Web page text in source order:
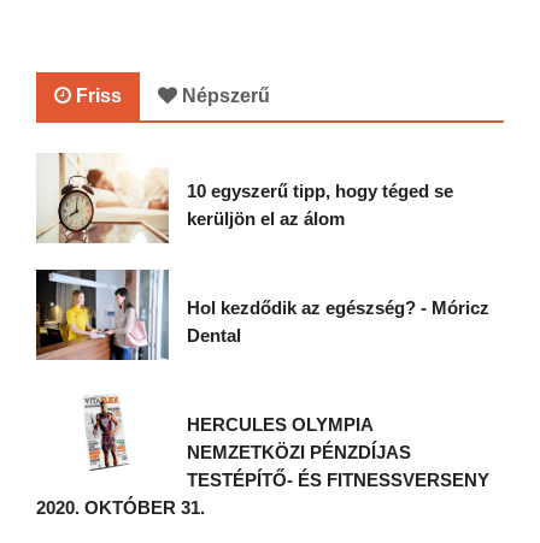
Friss Népszerű
10 egyszerű tipp, hogy téged se
kerüljön el az álom
Hol kezdődik az egészség? - Móricz
Dental
HERCULES OLYMPIA
NEMZETKÖZI PÉNZDÍJAS
TESTÉPÍTŐ- ÉS FITNESSVERSENY
2020. OKTÓBER 31.